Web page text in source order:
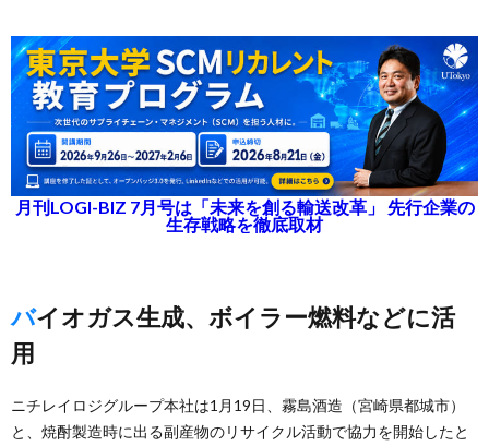
月刊LOGI-BIZ 7月号は「未来を創る輸送改革」 先行企業の
生存戦略を徹底取材
バイオガス生成、ボイラー燃料などに活
用
ニチレイロジグループ本社は1月19日、霧島酒造（宮崎県都城市）
と、焼酎製造時に出る副産物のリサイクル活動で協力を開始したと